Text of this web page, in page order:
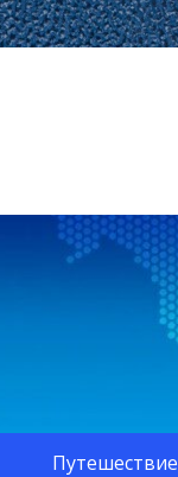
Путешествие